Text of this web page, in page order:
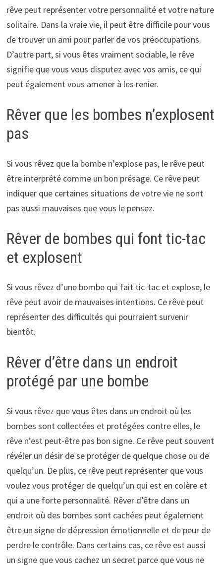
rêve peut représenter votre personnalité et votre nature
solitaire. Dans la vraie vie, il peut être difficile pour vous
de trouver un ami pour parler de vos préoccupations.
D’autre part, si vous êtes vraiment sociable, le rêve
signifie que vous vous disputez avec vos amis, ce qui
peut également vous amener à les renier.
Rêver que les bombes n’explosent
pas
Si vous rêvez que la bombe n’explose pas, le rêve peut
être interprété comme un bon présage. Ce rêve peut
indiquer que certaines situations de votre vie ne sont
pas aussi mauvaises que vous le pensez.
Rêver de bombes qui font tic-tac
et explosent
Si vous rêvez d’une bombe qui fait tic-tac et explose, le
rêve peut avoir de mauvaises intentions. Ce rêve peut
représenter des difficultés qui pourraient survenir
bientôt.
Rêver d’être dans un endroit
protégé par une bombe
Si vous rêvez que vous êtes dans un endroit où les
bombes sont collectées et protégées contre elles, le
rêve n’est peut-être pas bon signe. Ce rêve peut souvent
révéler un désir de se protéger de quelque chose ou de
quelqu’un. De plus, ce rêve peut représenter que vous
voulez vous protéger de quelqu’un qui est en colère et
qui a une forte personnalité. Rêver d’être dans un
endroit où des bombes sont cachées peut également
être un signe de dépression émotionnelle et de peur de
perdre le contrôle. Dans certains cas, ce rêve est aussi
un signe que vous cachez un secret parce que vous ne